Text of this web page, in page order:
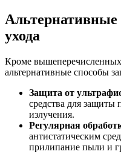
ухода
Кроме
альтернативные способы
Защита от
средства для защиты
излучения.
Регулярная
антистатическим
прилипание пыли и